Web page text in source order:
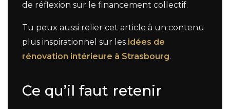
de réflexion sur le financement collectif.
Tu peux aussi relier cet article à un contenu
plus inspirationnel sur les idées de
rénovation intérieure à Strasbourg.
Ce qu’il faut retenir